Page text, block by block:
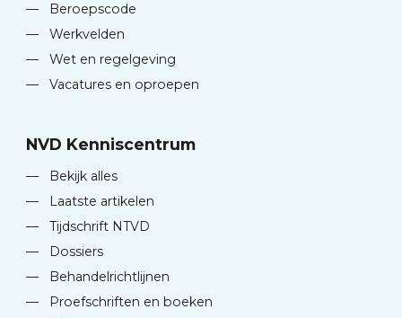
—
Beroepscode
—
Werkvelden
—
Wet en regelgeving
—
Vacatures en oproepen
NVD Kenniscentrum
—
Bekijk alles
—
Laatste artikelen
—
Tijdschrift NTVD
—
Dossiers
—
Behandelrichtlijnen
—
Proefschriften en boeken